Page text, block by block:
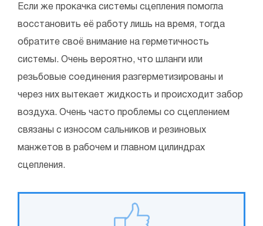
Если же прокачка системы сцепления помогла
восстановить её работу лишь на время, тогда
обратите своё внимание на герметичность
системы. Очень вероятно, что шланги или
резьбовые соединения разгерметизированы и
через них вытекает жидкость и происходит забор
воздуха. Очень часто проблемы со сцеплением
связаны с износом сальников и резиновых
манжетов в рабочем и главном цилиндрах
сцепления.